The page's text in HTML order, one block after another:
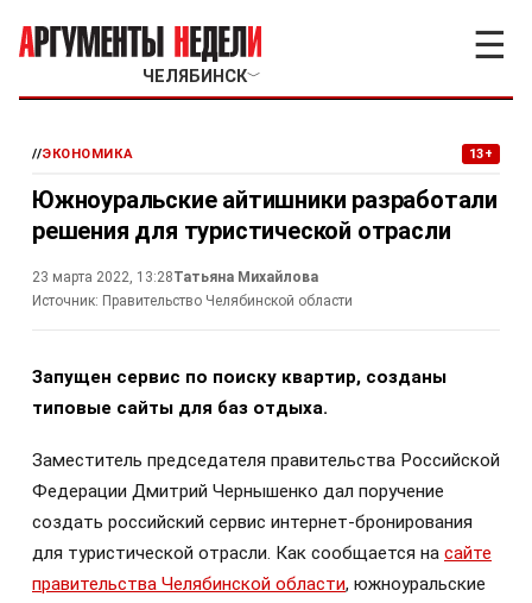
ЧЕЛЯБИНСК﹀
☰
//ЭКОНОМИКА 13+
Южноуральские айтишники разработали
решения для туристической отрасли
23 марта 2022, 13:28Татьяна Михайлова
Источник: Правительство Челябинской области
Запущен сервис по поиску квартир, созданы
типовые сайты для баз отдыха.
Заместитель председателя правительства Российской
Федерации Дмитрий Чернышенко дал поручение
создать российский сервис интернет-бронирования
для туристической отрасли. Как сообщается на сайте
правительства Челябинской области, южноуральские